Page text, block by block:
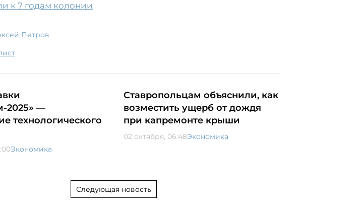
к 7 годам колонии
Петров
2025» —
технологического
Экономика
Ставропольцам объяснили, как
возместить ущерб от дождя
при капремонте крыши
02 октября, 06:48Экономика
Следующая новость